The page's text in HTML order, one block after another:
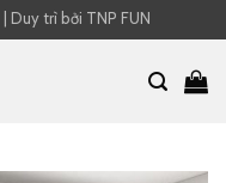
Duy trì bởi TNP FUN